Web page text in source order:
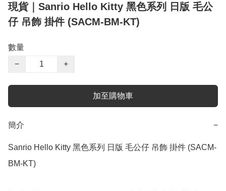
現貨｜Sanrio Hello Kitty 黑色系列 日版 毛公
仔 吊飾 掛件 (SACM-BM-KT)
數量
−
+
加至購物車
簡介 −
Sanrio Hello Kitty 黑色系列 日版 毛公仔 吊飾 掛件 (SACM-
BM-KT)